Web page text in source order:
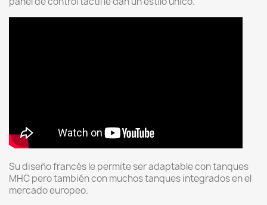
Su diseño francés le permite ser adaptable con tanques
MHC pero también con muchos tanques integrados en el
mercado europeo.